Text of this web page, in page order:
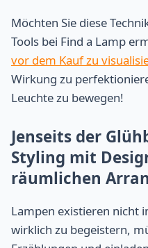
Möchten Sie diese
Tools bei Find a Lamp
vor dem Kauf zu
Wirkung zu
Leuchte zu bewegen!
Jenseits der
Styling mit
räumlichen
Lampen existieren nicht
wirklich zu begeistern,